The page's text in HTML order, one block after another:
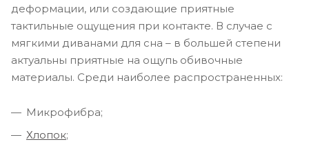
деформации, или создающие приятные
тактильные ощущения при контакте. В случае с
мягкими диванами для сна – в большей степени
актуальны приятные на ощупь обивочные
материалы. Среди наиболее распространенных:
Микрофибра;
Хлопок;